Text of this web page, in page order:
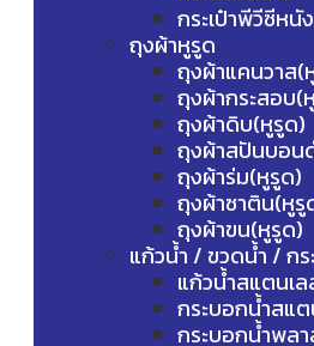
กระเป๋าพีวีซีหนั
ถุงผ้าหูรูด
ถุงผ้าแคนวาส(
ถุงผ้ากระสอบ(
ถุงผ้าดิบ(หูรูด)
ถุงผ้าสปันบอน
ถุงผ้าร่ม(หูรูด)
ถุงผ้าซาติน(หูรู
ถุงผ้าขน(หูรูด)
แก้วน้ำ / ขวดน้ำ / ก
แก้วน้ำสแตนเล
กระบอกน้ำสแต
กระบอกน้ำพล